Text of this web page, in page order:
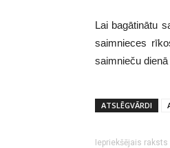
Lai bagātinātu
saimnieces
saimnieču
ATSLĒGVĀRDI
Iepriekšējais raksts